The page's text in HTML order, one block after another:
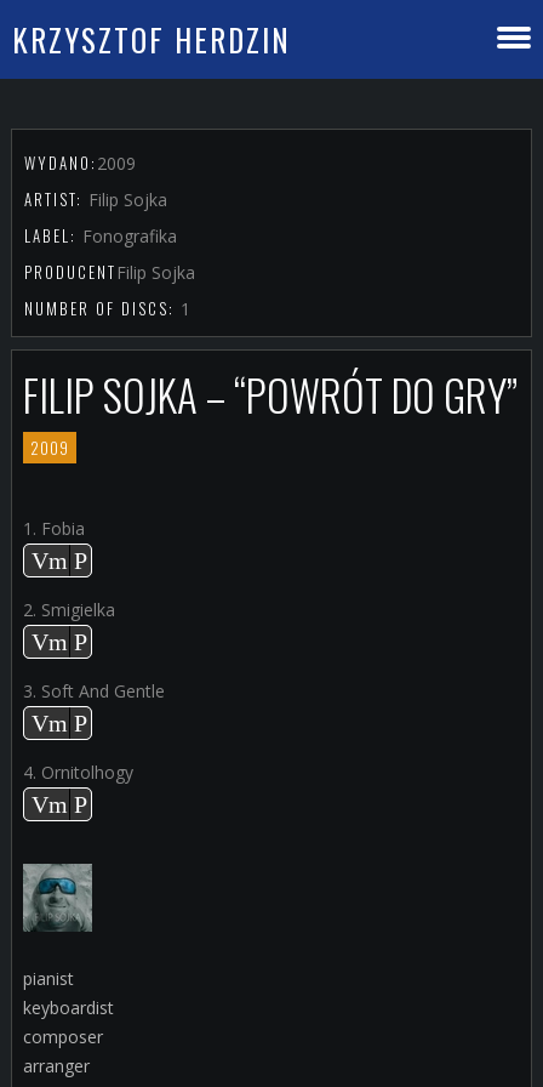
KRZYSZTOF HERDZIN
WYDANO: 2009
ARTIST: Filip Sojka
LABEL: Fonografika
PRODUCENT Filip Sojka
NUMBER OF DISCS: 1
FILIP SOJKA – “POWRÓT DO GRY”
2009
1. Fobia
Odtwarzacz
dźwiękowych
Vm P
2. Smigielka
Odtwarzacz
dźwiękowych
Vm P
3. Soft And Gentle
Odtwarzacz
dźwiękowych
Vm P
4. Ornitolhogy
Odtwarzacz
dźwiękowych
Vm P
pianist
keyboardist
composer
arranger